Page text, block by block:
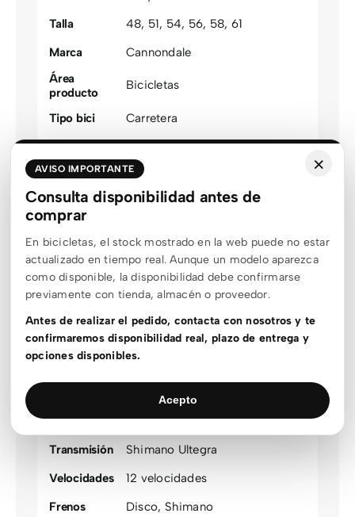
Talla
48, 51, 54, 56, 58, 61
Marca
Cannondale
Área
producto
Bicicletas
Tipo bici
Carretera
Modalidad
Carretera
Talla
optimizada
48,
Color
agrupado
Género
Unisex
Estado stock
Sin stock
Rueda
24,700c
Recorrido
100mm
Rígida delantera
Motor
Shimano
Transmisión
Shimano Ultegra
Velocidades
12 velocidades
Frenos
Disco, Shimano
×
AVISO IMPORTANTE
Consulta disponibilidad antes de
comprar
En bicicletas, el stock mostrado en la web puede no estar
actualizado en tiempo real. Aunque un modelo aparezca
como disponible, la disponibilidad debe confirmarse
previamente con tienda, almacén o proveedor.
Antes de realizar el pedido, contacta con nosotros y te
confirmaremos disponibilidad real, plazo de entrega y
opciones disponibles.
Acepto